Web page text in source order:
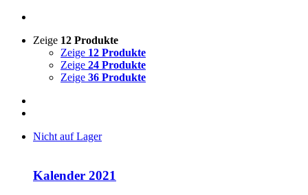
Zeige 12 Produkte
Zeige 12 Produkte
Zeige 24 Produkte
Zeige 36 Produkte
Nicht auf Lager
Kalender 2021